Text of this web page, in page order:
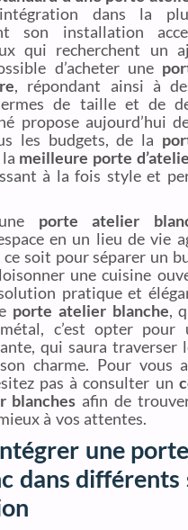
dans la
son installation
qui recherchent un
d’acheter une
, répondant ainsi à
de taille et de
propose aujourd’hui
les budgets, de la
meilleure porte
à la fois style et
porte atelier
en un lieu de vie
soit pour séparer un
une cuisine
pratique et
porte atelier blanche,
c’est opter pour
qui saura traverser
charme. Pour vous
pas à consulter un
blanches afin de
à vos attentes.
une porte
dans différents